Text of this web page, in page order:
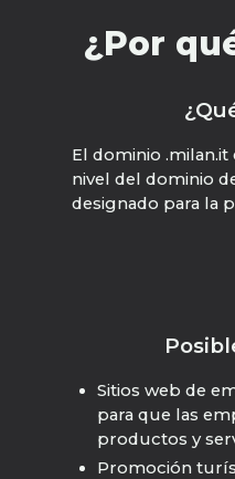
¿Por
El dominio
nivel del dominio
designado para la
Sitios web de
para que las
productos y
Promoción